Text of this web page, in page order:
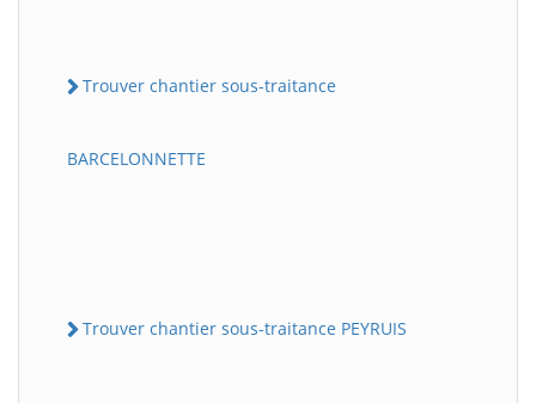
Trouver chantier sous-traitance
BARCELONNETTE
Trouver chantier sous-traitance PEYRUIS